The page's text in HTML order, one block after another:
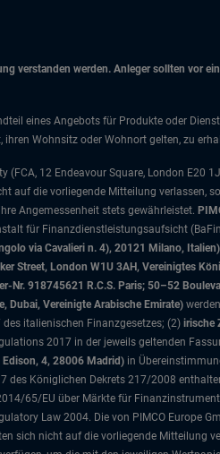
verstanden werden. Anleger sollten vor
eines Angebots für Produkte oder
Wohnsitz oder Wohnort gelten, zu
(FCA, 12 Endeavour Square, London E20
auf die vorliegende Mitteilung verlassen,
Angemessenheit stets gewährleistet.
für Finanzdienstleistungsaufsicht
via Cavalieri n. 4), 20121 Milano,
Street, London W1U 3AH, Vereinigtes
Nr. 918745621 R.C.S. Paris; 50–52
Dubai, Vereinigte Arabische Emirate)
italienischen Finanzgesetzes; (2) irische
2017 in der jeweils geltenden
Edison, 4, 28006 Madrid) in
des Königlichen Dekrets 217/2008
65/EU über Märkte für
Law 2004. Die von PIMCO Europe
sich nicht auf die vorliegende Mitteilung